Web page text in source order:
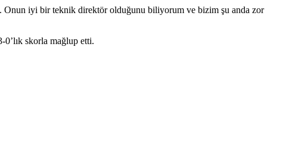
Onun iyi bir teknik direktör olduğunu biliyorum ve bizim şu anda zor
skorla mağlup etti.